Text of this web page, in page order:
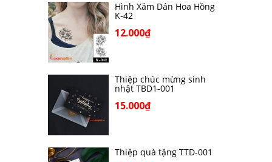
Hình Xăm Dán Hoa Hồng
K-42
12.000₫
Thiệp chúc mừng sinh
nhật TBD1-001
15.000₫
Thiệp quà tặng TTD-001